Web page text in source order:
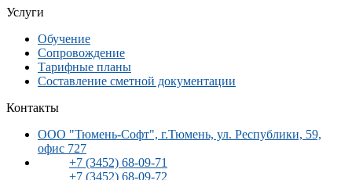
Услуги
Обучение
Сопровождение
Тарифные планы
Составление сметной документации
Контакты
ООО "Тюмень-Софт", г.Тюмень, ул. Республики, 59,
офис 727
+7 (3452) 68-09-71
+7 (3452) 68-09-72